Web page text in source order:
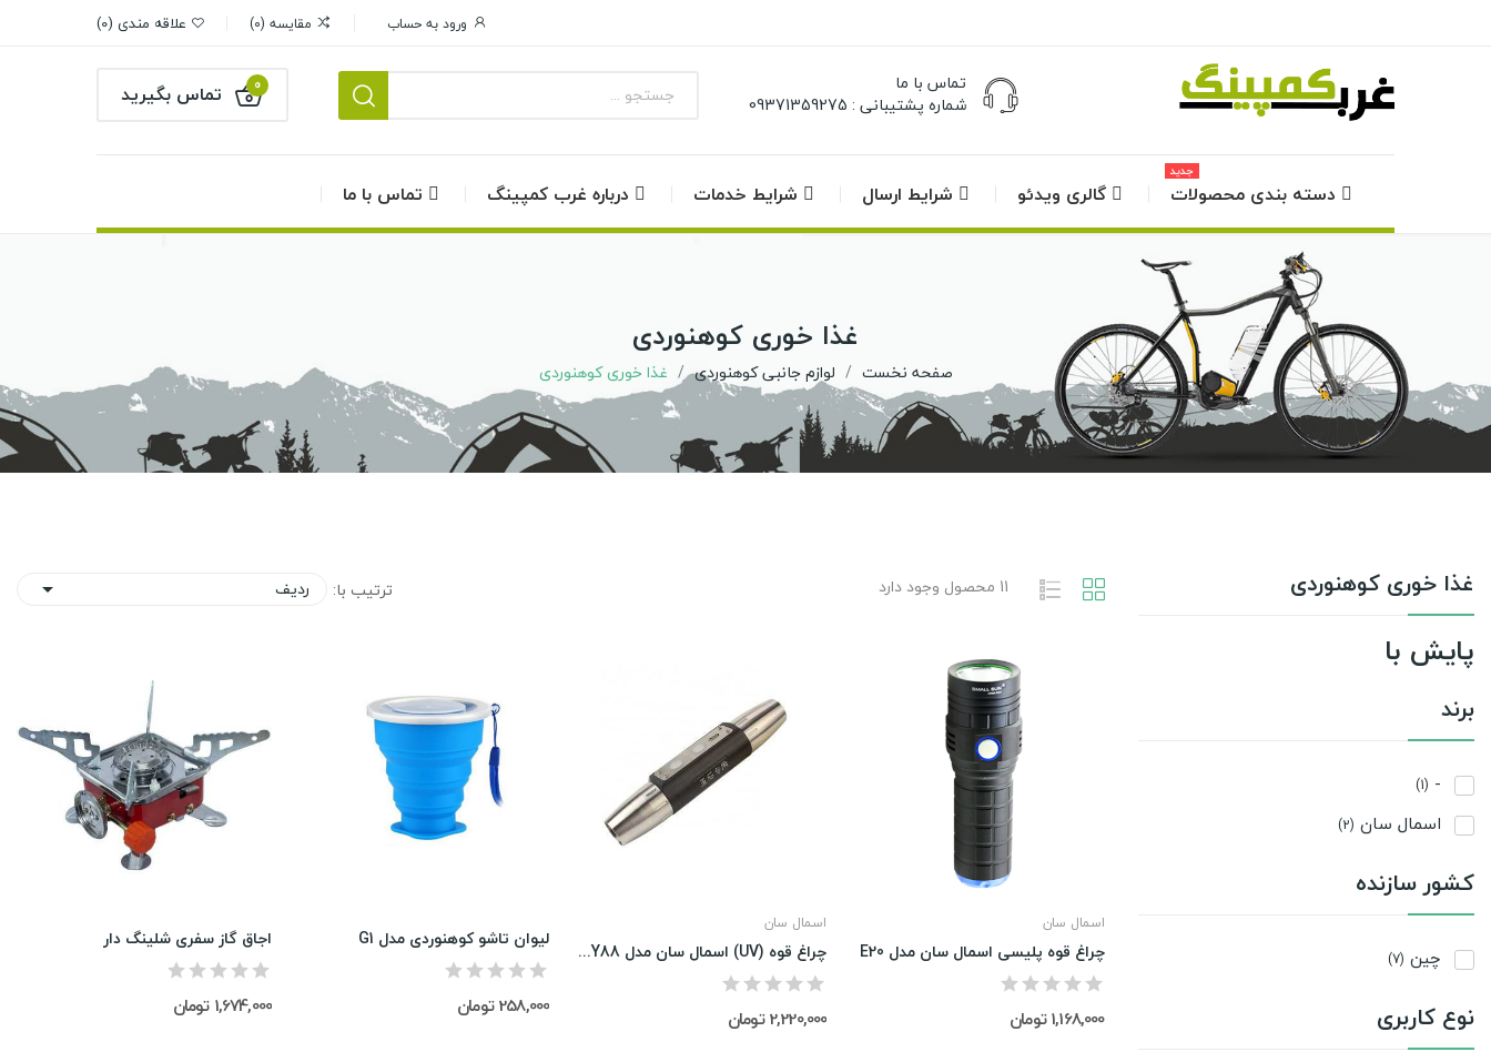
ورود به حساب مقایسه 0 علاقه مندی 0
تماس با ما
شماره پشتیبانی : 09371359275
تماس بگیرید 0
دسته بندی محصولات
جدید
گالری ویدئو شرایط ارسال شرایط خدمات درباره غرب کمپینگ تماس با ما
غذا خوری کوهنوردی
صفحه نخست لوازم جانبی کوهنوردی غذا خوری کوهنوردی
غذا خوری کوهنوردی
پایش با
برند
-
(1)
اسمال سان (2)
کشور سازنده
چین (7)
نوع کاربری
11 محصول وجود دارد ترتیب با: ردیف 
اسمال سان
چراغ قوه پلیسی اسمال سان مدل E20
1,168,000 تومان
اسمال سان
چراغ قوه (UV) اسمال سان مدل ZY-JY88
2,220,000 تومان
لیوان تاشو کوهنوردی مدل G1
258,000 تومان
اجاق گاز سفری شلینگ دار
1,674,000 تومان